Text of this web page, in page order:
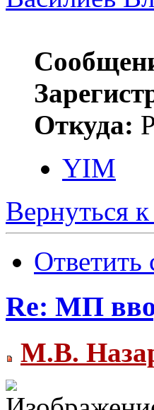
Откуда:
YIM
Вернуться
Ответить
Re: МП
М.В.